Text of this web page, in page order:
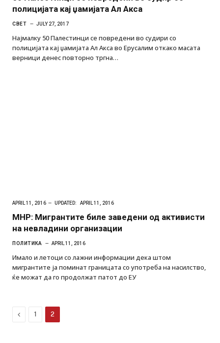
полицијата кај џамијата Ал Акса
СВЕТ JULY 27, 2017
Најмалку 50 Палестинци се повредени во судири со
полицијата кај џамијата Ал Акса во Ерусалим откако масата
верници денес повторно тргна…
APRIL 11, 2016 UPDATED: APRIL 11, 2016
МНР: Мигрантите биле заведени од активисти
на невладини организации
ПОЛИТИКА APRIL 11, 2016
Имало и летоци со лажни информации дека штом
мигрантите ја поминат границата со употреба на насилство,
ќе можат да го продолжат патот до ЕУ
Previous
1 2